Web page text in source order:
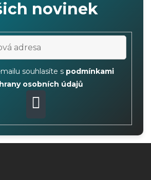
novinek
souhlasíte s podmínkami
osobních údajů
PŘIHLÁSIT
SE